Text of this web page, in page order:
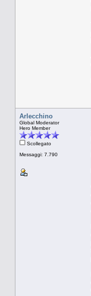
Arlecchino
Global Moderator
Hero Member
Scollegato
Messaggi: 7.790